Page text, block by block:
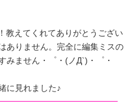
えてくれてありがとうござい
ありません。完全に編集ミスの
みません・゜・(ノД`)・゜・
に見れました♪